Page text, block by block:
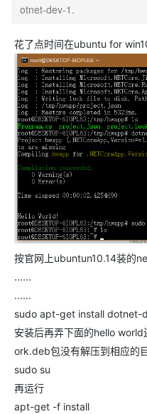
otnet-dev-1.
花了点时间在ubuntu for
按官网上ubuntun10.14装的
......
......
sudo apt-get install dotnet-
安装后再弄下面的hello
ork.deb包没有解压到相应的
sudo su
再运行
apt-get -f install